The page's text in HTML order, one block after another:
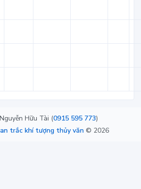
Nguyễn Hữu Tài (0915 595 773)
trắc khí tượng thủy văn © 2026